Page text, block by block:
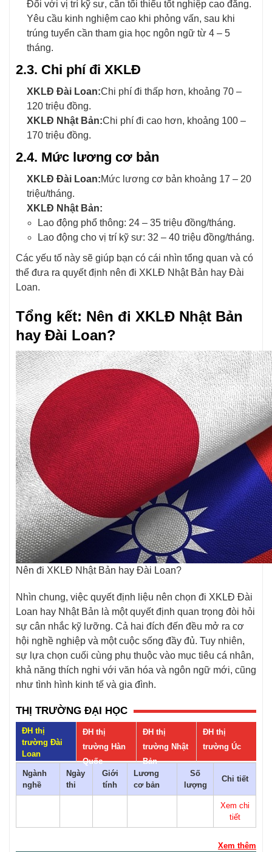
Đối với vị trí kỹ sư, cần tối thiểu tốt nghiệp cao đẳng.
Yêu cầu kinh nghiệm cao khi phỏng vấn, sau khi
trúng tuyển cần tham gia học ngôn ngữ từ 4 – 5
tháng.
2.3. Chi phí đi XKLĐ
XKLĐ Đài Loan:Chi phí đi thấp hơn, khoảng 70 –
120 triệu đồng.
XKLĐ Nhật Bản:Chi phí đi cao hơn, khoảng 100 –
170 triệu đồng.
2.4. Mức lương cơ bản
XKLĐ Đài Loan:Mức lương cơ bản khoảng 17 – 20
triệu/tháng.
XKLĐ Nhật Bản:
Lao động phổ thông: 24 – 35 triệu đồng/tháng.
Lao động cho vị trí kỹ sư: 32 – 40 triệu đồng/tháng.
Các yếu tố này sẽ giúp bạn có cái nhìn tổng quan và có
thể đưa ra quyết định nên đi XKLĐ Nhật Bản hay Đài
Loan.
Tổng kết: Nên đi XKLĐ Nhật Bản
hay Đài Loan?
Nên đi XKLĐ Nhật Bản hay Đài Loan?
Nhìn chung, việc quyết định liệu nên chọn đi XKLĐ Đài
Loan hay Nhật Bản là một quyết định quan trọng đòi hỏi
sự cân nhắc kỹ lưỡng. Cả hai đích đến đều mở ra cơ
hội nghề nghiệp và một cuộc sống đầy đủ. Tuy nhiên,
sự lựa chọn cuối cùng phụ thuộc vào mục tiêu cá nhân,
khả năng thích nghi với văn hóa và ngôn ngữ mới, cũng
như tình hình kinh tế và gia đình.
THỊ TRƯỜNG ĐẠI HỌC
ĐH thị
trường Đài
Loan
ĐH thị
trường Hàn
Quốc
ĐH thị
trường Nhật
Bản
ĐH thị
trường Úc
Ngành
nghề
Ngày
thi
Giới
tính
Lương
cơ bản
Số
lượng
Chi tiết
Xem chi
tiết
Xem thêm